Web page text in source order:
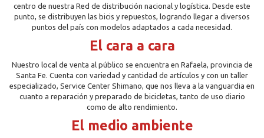
centro de nuestra Red de distribución nacional y logística. Desde este
punto, se distribuyen las bicis y repuestos, logrando llegar a diversos
puntos del país con modelos adaptados a cada necesidad.
El cara a cara
Nuestro local de venta al público se encuentra en Rafaela, provincia de
Santa Fe. Cuenta con variedad y cantidad de artículos y con un taller
especializado, Service Center Shimano, que nos lleva a la vanguardia en
cuanto a reparación y preparado de bicicletas, tanto de uso diario
como de alto rendimiento.
El medio ambiente